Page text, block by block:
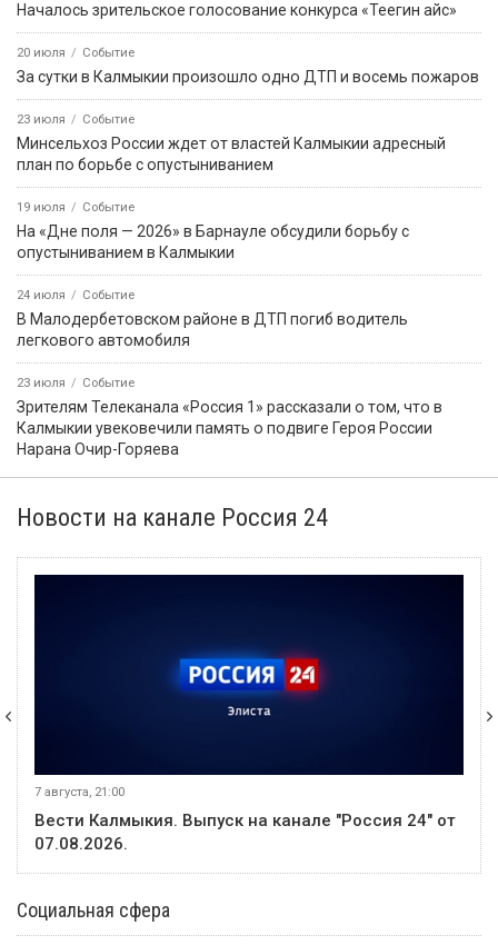
Началось зрительское голосование конкурса «Теегин айс»
20 июля Событие
За сутки в Калмыкии произошло одно ДТП и восемь пожаров
23 июля Событие
Минсельхоз России ждет от властей Калмыкии адресный
план по борьбе с опустыниванием
19 июля Событие
На «Дне поля — 2026» в Барнауле обсудили борьбу с
опустыниванием в Калмыкии
24 июля Событие
В Малодербетовском районе в ДТП погиб водитель
легкового автомобиля
23 июля Событие
Зрителям Телеканала «Россия 1» рассказали о том, что в
Калмыкии увековечили память о подвиге Героя России
Нарана Очир-Горяева
Новости на канале Россия 24
6 августа, 21:00
Вести Калмыкия. Выпуск на канале "Россия 24" от
06.08.2026.
Социальная сфера